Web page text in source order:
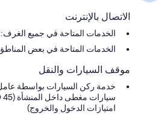
الاتصال بالإنترنت
الخدمات المتاحة في جميع
الخدمات المتاحة في بعض
موقف السيارات والنقل
خدمة ركن السيارات بواسطة
امتيازات الدخول والخروج)